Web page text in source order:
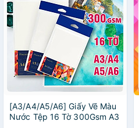
[A3/A4/A5/A6] Giấy Vẽ Màu
Nước Tệp 16 Tờ 300Gsm A3